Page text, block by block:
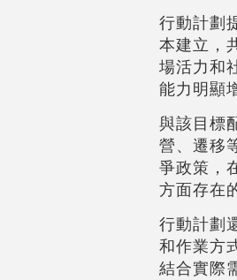
行動計劃
本建立，
場活力和
能力明顯
與該目標
營、遷移
爭政策，
方面存在
行動計劃
和作業方
結合實際